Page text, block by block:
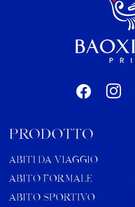
PRODOTTO
ABITI DA VIAGGIO
ABITO FORMALE
ABITO SPORTIVO